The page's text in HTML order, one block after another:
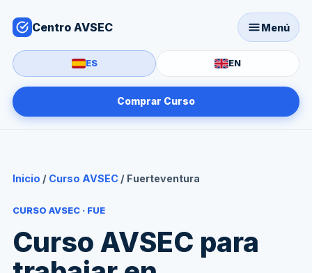
Centro AVSEC Menú
ES EN
Comprar Curso
Inicio / Curso AVSEC / Fuerteventura
CURSO AVSEC · FUE
Curso AVSEC para